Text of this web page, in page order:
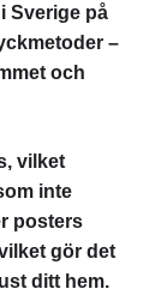
Sverige på
–
och
vilket
inte
posters
gör det
ditt hem.